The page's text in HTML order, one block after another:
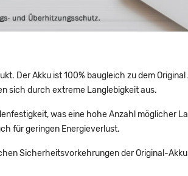
Der Akku ist 100% baugleich zu dem
sich durch extreme Langlebigkeit aus.
was eine hohe Anzahl möglicher
für geringen Energieverlust.
Sicherheitsvorkehrungen der Original-